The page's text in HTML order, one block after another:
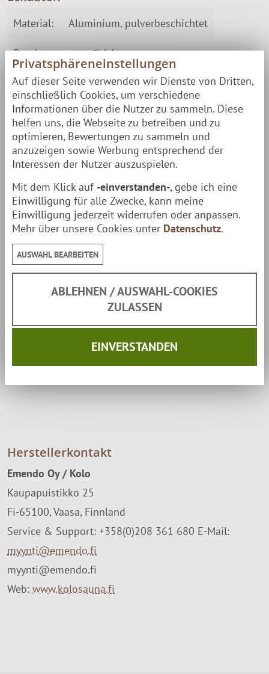
Material: Aluminium, pulverbeschichtet
Durchmesser: Ø 14 cm
Farbe: Schwarz
Was bedeutet "löyly"?
Wenn das Aufguss-Wasser auf die heißen Sauna-
Steine trifft, kommenzischende Hochgefühleauf. In
eigenen Namen:löyly . Der aufsteigende Dampf
verwandelt den Sauna-Raum zu einem feucht-heißen
Sauna-Paradies. In deiner Sauna entspannst du nicht
nur all deine Muskeln, sondern auch jeden
angespannten und besorgten Geist.
Produktsicherheit & Herstellerkontakt
Kontaktdaten des Herstellers
Herstellerkontakt
Emendo Oy / Kolo
Kaupapuistikko 25
Fi-65100, Vaasa, Finnland
Service & Support: +358(0)208 361 680 E-Mail:
myynti@emendo.fi
myynti@emendo.fi
Web: www.kolosauna.fi
Privatsphäreneinstellungen
Auf dieser Seite verwenden wir Dienste von Dritten,
einschließlich Cookies, um verschiedene
Informationen über die Nutzer zu sammeln. Diese
helfen uns, die Webseite zu betreiben und zu
optimieren, Bewertungen zu sammeln und
anzuzeigen sowie Werbung entsprechend der
Interessen der Nutzer auszuspielen.
Mit dem Klick auf -einverstanden-, gebe ich eine
Einwilligung für alle Zwecke, kann meine
Einwilligung jederzeit widerrufen oder anpassen.
Mehr über unsere Cookies unter Datenschutz.
AUSWAHL BEARBEITEN
ABLEHNEN / AUSWAHL-COOKIES
ZULASSEN
EINVERSTANDEN